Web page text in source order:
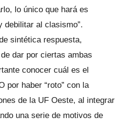
lo único que hará es
debilitar al clasismo”.
sintética respuesta,
dar por ciertas ambas
conocer cuál es el
por haber “roto” con la
de la UF Oeste, al integrar
una serie de motivos de